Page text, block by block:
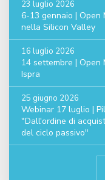
23 luglio 2026
6-13 gennaio | Open
nella Silicon Valley
16 luglio 2026
14 settembre | Open
Ispra
25 giugno 2026
Webinar 17 luglio |
"Dall'ordine di
del ciclo passivo"